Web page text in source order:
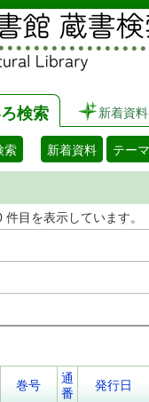
検索 新着資料
索 新着資料 テー
目を表示しています。
巻号
通
番
発行日